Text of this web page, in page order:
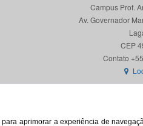
aprimorar a experiência de
Campus Prof.
Av. Governador
CEP